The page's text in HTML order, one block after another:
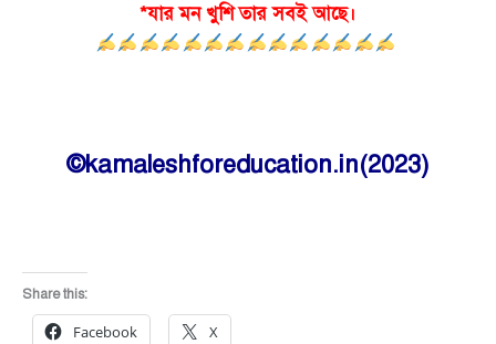
*যার মন খুশি তার সবই আছে।
©kamaleshforeducation.in(2023)
Share this:
Facebook X